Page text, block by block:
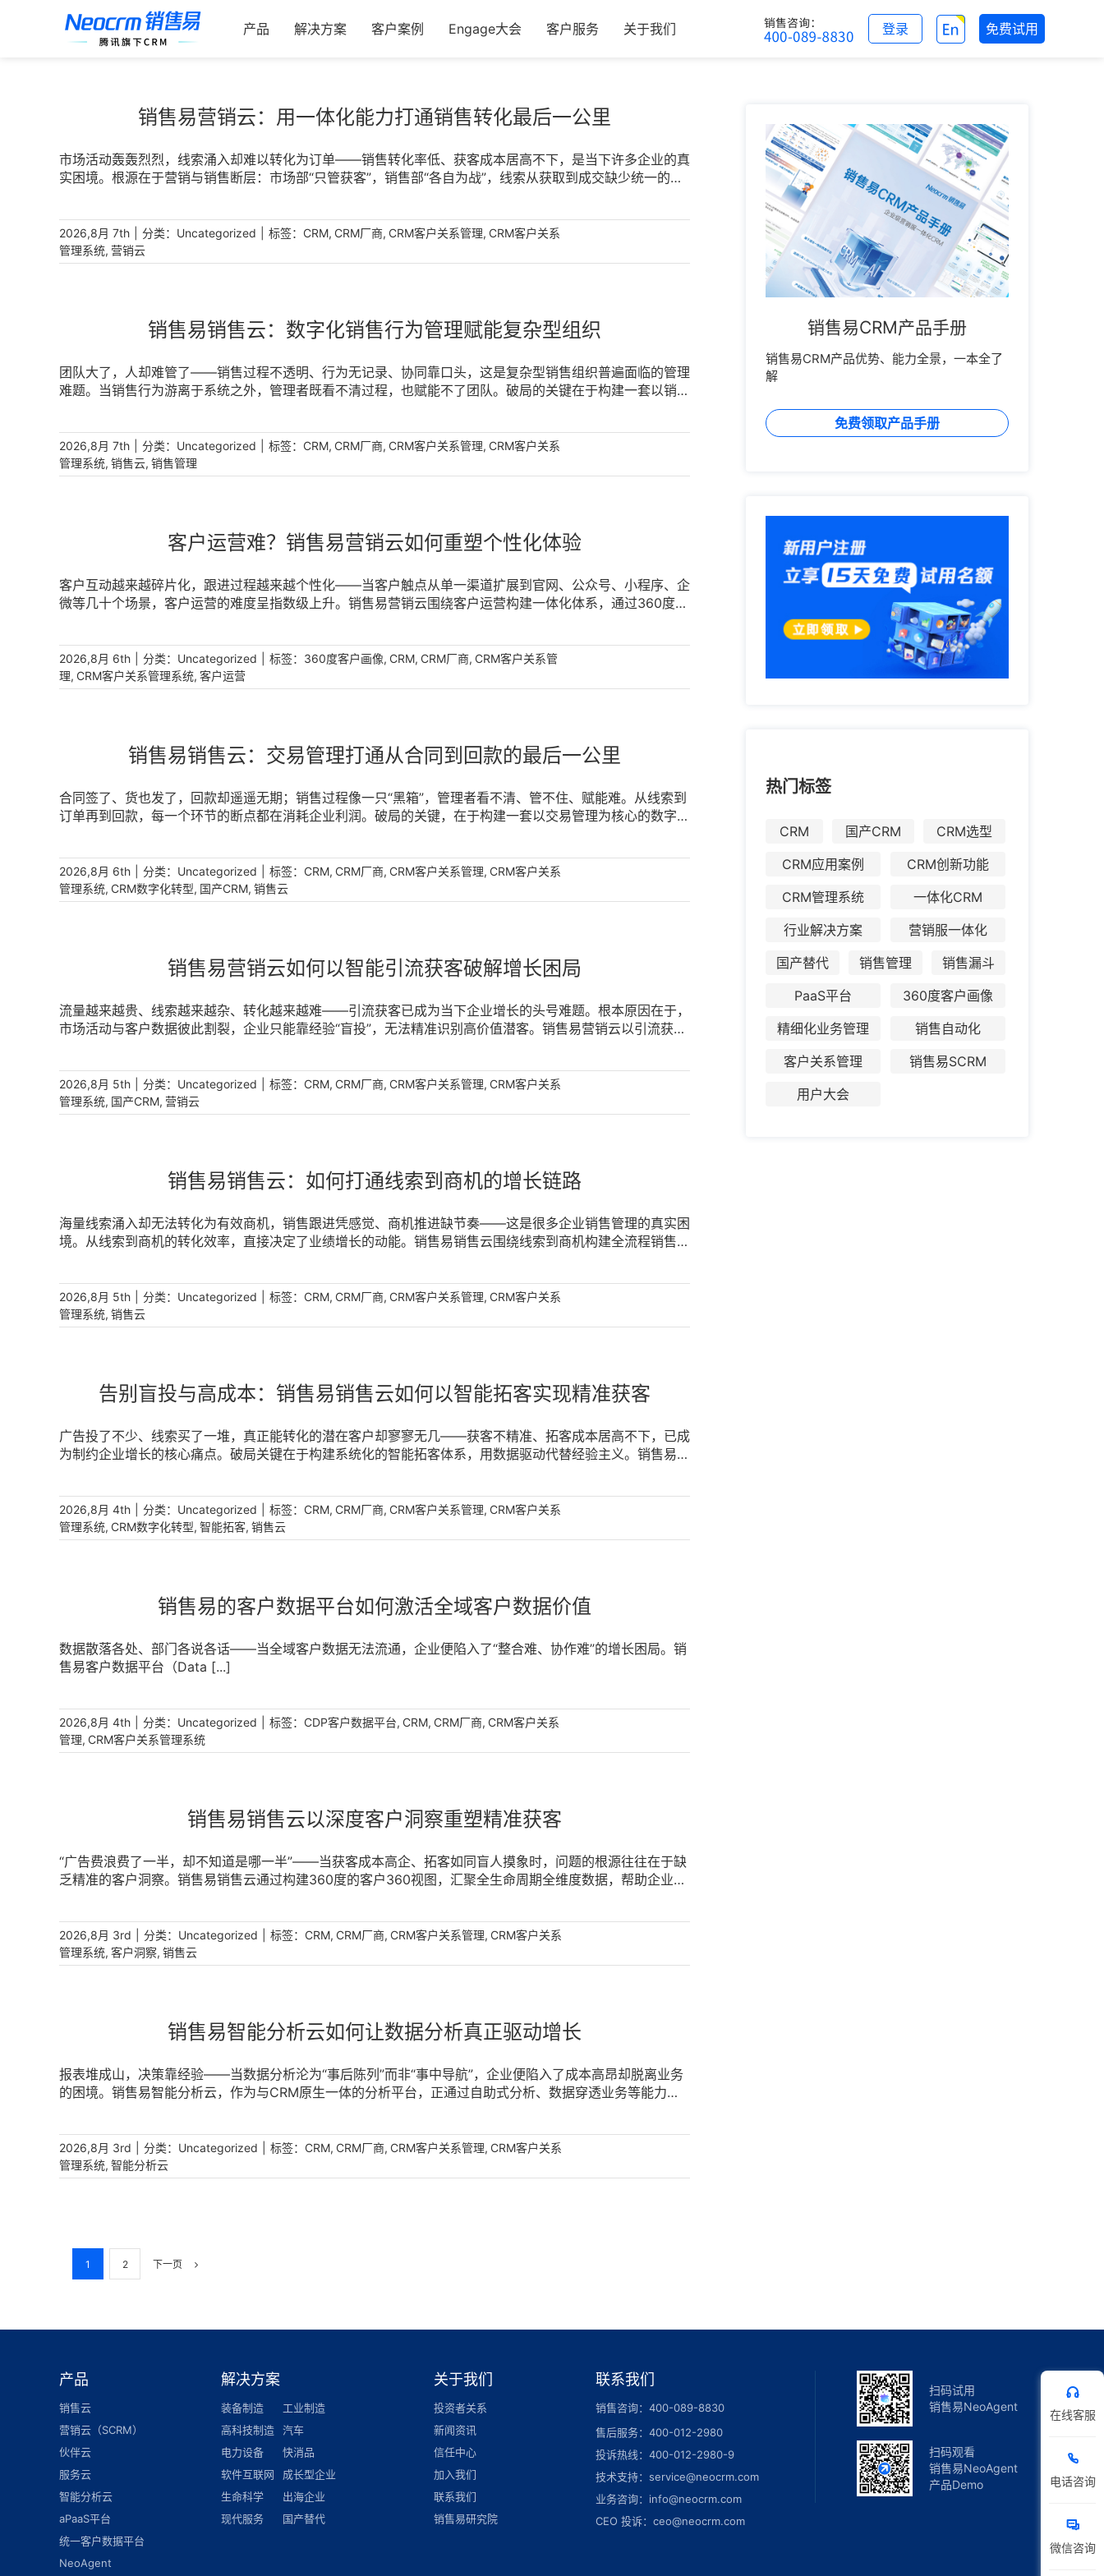
产品 解决方案 客户案例 Engage大会 客户服务 关于我们 免费试用
登录
销售易营销云：用一体化能力打通销售转化最后一公里
市场活动轰轰烈烈，线索涌入却难以转化为订单——销售转化率低、获客成本居高不下，是当下许多企业的真
实困境。根源在于营销与销售断层：市场部“只管获客”，销售部“各自为战”，线索从获取到成交缺少统一的销
2026,8月 7th 分类： Uncategorized 标签： CRM, CRM厂商, CRM客户关系管理, CRM客户关系
管理系统, 营销云
销售易销售云：数字化销售行为管理赋能复杂型组织
团队大了，人却难管了——销售过程不透明、行为无记录、协同靠口头，这是复杂型销售组织普遍面临的管理
难题。当销售行为游离于系统之外，管理者既看不清过程，也赋能不了团队。破局的关键在于构建一套以销售
2026,8月 7th 分类： Uncategorized 标签： CRM, CRM厂商, CRM客户关系管理, CRM客户关系
管理系统, 销售云, 销售管理
客户运营难？销售易营销云如何重塑个性化体验
客户互动越来越碎片化，跟进过程越来越个性化——当客户触点从单一渠道扩展到官网、公众号、小程序、企
微等几十个场景，客户运营的难度呈指数级上升。销售易营销云围绕客户运营构建一体化体系，通过360度客
2026,8月 6th 分类： Uncategorized 标签： 360度客户画像, CRM, CRM厂商, CRM客户关系管
理, CRM客户关系管理系统, 客户运营
销售易销售云：交易管理打通从合同到回款的最后一公里
合同签了、货也发了，回款却遥遥无期；销售过程像一只“黑箱”，管理者看不清、管不住、赋能难。从线索到
订单再到回款，每一个环节的断点都在消耗企业利润。破局的关键，在于构建一套以交易管理为核心的数字化
都清晰可控。 [...]
2026,8月 6th 分类： Uncategorized 标签： CRM, CRM厂商, CRM客户关系管理, CRM客户关系
管理系统, CRM数字化转型, 国产CRM, 销售云
销售易营销云如何以智能引流获客破解增长困局
流量越来越贵、线索越来越杂、转化越来越难——引流获客已成为当下企业增长的头号难题。根本原因在于，
市场活动与客户数据彼此割裂，企业只能靠经验“盲投”，无法精准识别高价值潜客。销售易营销云以引流获客
2026,8月 5th 分类： Uncategorized 标签： CRM, CRM厂商, CRM客户关系管理, CRM客户关系
管理系统, 国产CRM, 营销云
销售易销售云：如何打通线索到商机的增长链路
海量线索涌入却无法转化为有效商机，销售跟进凭感觉、商机推进缺节奏——这是很多企业销售管理的真实困
境。从线索到商机的转化效率，直接决定了业绩增长的动能。销售易销售云围绕线索到商机构建全流程销售过
2026,8月 5th 分类： Uncategorized 标签： CRM, CRM厂商, CRM客户关系管理, CRM客户关系
管理系统, 销售云
告别盲投与高成本：销售易销售云如何以智能拓客实现精准获客
广告投了不少、线索买了一堆，真正能转化的潜在客户却寥寥无几——获客不精准、拓客成本居高不下，已成
为制约企业增长的核心痛点。破局关键在于构建系统化的智能拓客体系，用数据驱动代替经验主义。销售易销
2026,8月 4th 分类： Uncategorized 标签： CRM, CRM厂商, CRM客户关系管理, CRM客户关系
管理系统, CRM数字化转型, 智能拓客, 销售云
销售易的客户数据平台如何激活全域客户数据价值
数据散落各处、部门各说各话——当全域客户数据无法流通，企业便陷入了“整合难、协作难”的增长困局。销
售易客户数据平台（Data [...]
2026,8月 4th 分类： Uncategorized 标签： CDP客户数据平台, CRM, CRM厂商, CRM客户关系
管理, CRM客户关系管理系统
销售易销售云以深度客户洞察重塑精准获客
“广告费浪费了一半，却不知道是哪一半”——当获客成本高企、拓客如同盲人摸象时，问题的根源往往在于缺
乏精准的客户洞察。销售易销售云通过构建360度的客户360视图，汇聚全生命周期全维度数据，帮助企业实
2026,8月 3rd 分类： Uncategorized 标签： CRM, CRM厂商, CRM客户关系管理, CRM客户关系
管理系统, 客户洞察, 销售云
销售易智能分析云如何让数据分析真正驱动增长
报表堆成山，决策靠经验——当数据分析沦为“事后陈列”而非“事中导航”，企业便陷入了成本高昂却脱离业务
的困境。销售易智能分析云，作为与CRM原生一体的分析平台，正通过自助式分析、数据穿透业务等能力，
2026,8月 3rd 分类： Uncategorized 标签： CRM, CRM厂商, CRM客户关系管理, CRM客户关系
管理系统, 智能分析云
1 2 下一页
销售易CRM产品手册
销售易CRM产品优势、能力全景，一本全了
解
免费领取产品手册
热门标签
CRM 国产CRM
CRM选型
CRM应用案例
CRM创新功能
CRM管理系统
一体化CRM
行业解决方案
营销服一体化
国产替代
销售管理
销售漏斗
PaaS平台
360度客户画像
精细化业务管理
销售自动化
客户关系管理
销售易SCRM
用户大会
产品
销售云
营销云（SCRM）
伙伴云
服务云
智能分析云
aPaaS平台
统一客户数据平台
NeoAgent
解决方案
装备制造
工业制造
高科技制造
汽车
电力设备
快消品
软件互联网
成长型企业
生命科学
出海企业
现代服务
国产替代
关于我们
投资者关系
新闻资讯
信任中心
加入我们
联系我们
销售易研究院
联系我们
销售咨询：400-089-8830
售后服务：400-012-2980
投诉热线：400-012-2980-9
技术支持：service@neocrm.com
业务咨询：info@neocrm.com
CEO 投诉：ceo@neocrm.com
扫码试用
销售易NeoAgent
扫码观看
销售易NeoAgent
产品Demo
在线客服
电话咨询
微信咨询